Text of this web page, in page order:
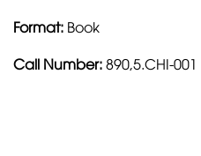
Format: Book
Call Number:890,5.CHI-001